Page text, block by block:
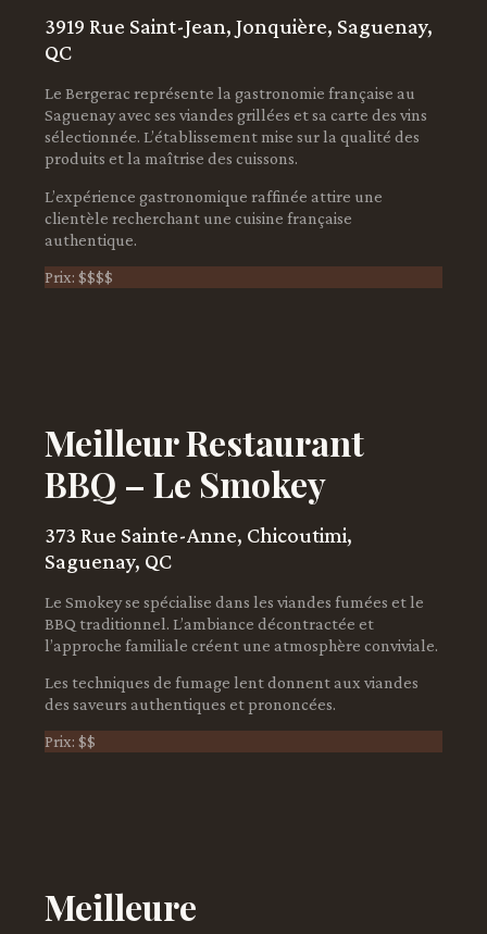
3919 Rue Saint-Jean, Jonquière, Saguenay,
QC
Le Bergerac représente la gastronomie française au
Saguenay avec ses viandes grillées et sa carte des vins
sélectionnée. L’établissement mise sur la qualité des
produits et la maîtrise des cuissons.
L’expérience gastronomique raffinée attire une
clientèle recherchant une cuisine française
authentique.
Prix: $$$$
Meilleur Restaurant
BBQ – Le Smokey
373 Rue Sainte-Anne, Chicoutimi,
Saguenay, QC
Le Smokey se spécialise dans les viandes fumées et le
BBQ traditionnel. L’ambiance décontractée et
l’approche familiale créent une atmosphère conviviale.
Les techniques de fumage lent donnent aux viandes
des saveurs authentiques et prononcées.
Prix: $$
Meilleure